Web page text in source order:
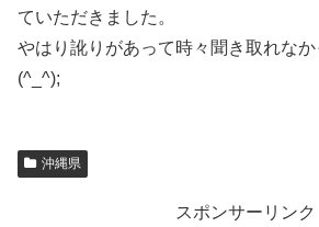
ていただきました。
やはり訛りがあって時々聞き取れなか
(^_^);
沖縄県
スポンサーリンク